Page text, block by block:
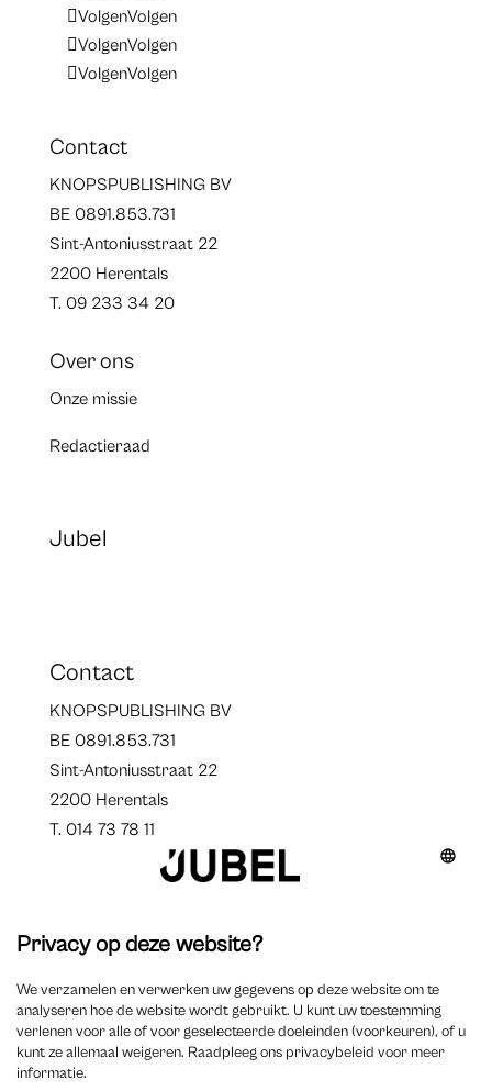
VolgenVolgen
VolgenVolgen
VolgenVolgen
Contact
KNOPSPUBLISHING BV
BE 0891.853.731
Sint-Antoniusstraat 22
2200 Herentals
T. 09 233 34 20
Over ons
Onze missie
Redactieraad
Jubel
Contact
KNOPSPUBLISHING BV
BE 0891.853.731
Sint-Antoniusstraat 22
2200 Herentals
T. 014 73 78 11
©2025 Jubel – Webdesign by